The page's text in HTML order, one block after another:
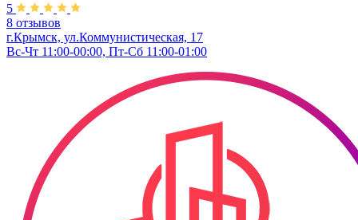
5
8 отзывов
г.Крымск, ул.Коммунистическая, 17
Вс-Чт 11:00-00:00, Пт-Сб 11:00-01:00